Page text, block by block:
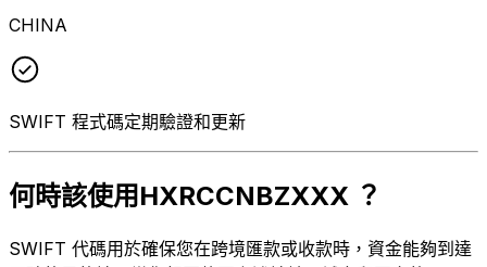
CHINA
SWIFT 程式碼定期驗證和更新
何時該使用HXRCCNBZXXX ？
SWIFT 代碼用於確保您在跨境匯款或收款時，資金能夠到達